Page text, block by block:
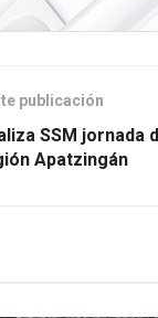
publicación
SSM jornada
Apatzingán